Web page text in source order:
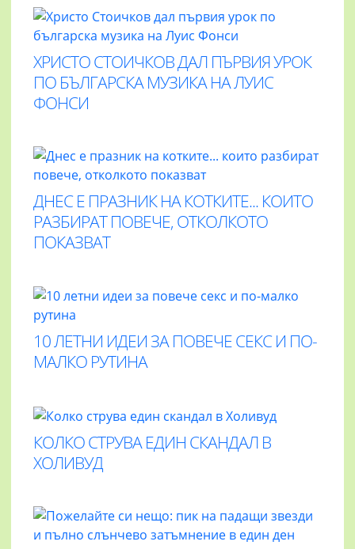
ХРИСТО СТОИЧКОВ ДАЛ ПЪРВИЯ УРОК
ПО БЪЛГАРСКА МУЗИКА НА ЛУИС
ФОНСИ
ДНЕС Е ПРАЗНИК НА КОТКИТЕ... КОИТО
РАЗБИРАТ ПОВЕЧЕ, ОТКОЛКОТО
ПОКАЗВАТ
10 ЛЕТНИ ИДЕИ ЗА ПОВЕЧЕ СЕКС И ПО-
МАЛКО РУТИНА
КОЛКО СТРУВА ЕДИН СКАНДАЛ В
ХОЛИВУД